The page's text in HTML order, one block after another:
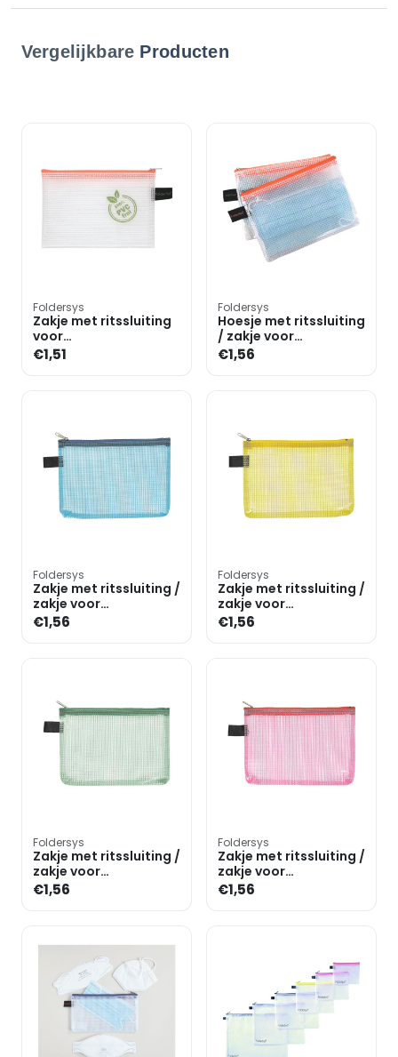
Vergelijkbare Producten
Foldersys
Zakje met ritssluiting
voor
mondbescherming A6
(pvc-vrij)
€1,51
Foldersys
Hoesje met ritssluiting
/ zakje voor
mondmasker A6
liggend
€1,56
Foldersys
Zakje met ritssluiting /
zakje voor
mondmasker A6
»Fresh Colour«
€1,56
Foldersys
Zakje met ritssluiting /
zakje voor
mondmasker A6
»Fresh Colour«
€1,56
Foldersys
Zakje met ritssluiting /
zakje voor
mondmasker A6
»Fresh Colour«
€1,56
Foldersys
Zakje met ritssluiting /
zakje voor
mondmasker A6
»Fresh Colour«
€1,56